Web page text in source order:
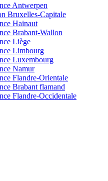
Antwerpen
Bruxelles-Capitale
Hainaut
Brabant-Wallon
Liège
Limbourg
Luxembourg
Namur
Flandre-Orientale
Brabant flamand
Flandre-Occidentale